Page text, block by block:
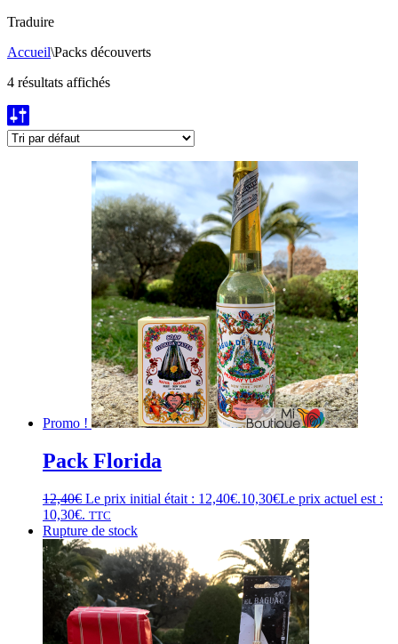
Traduire
Accueil\Packs découverts
4 résultats affichés
Promo !
Pack Florida
12,40€ Le prix initial était : 12,40€.10,30€Le prix actuel est :
10,30€. TTC
Rupture de stock